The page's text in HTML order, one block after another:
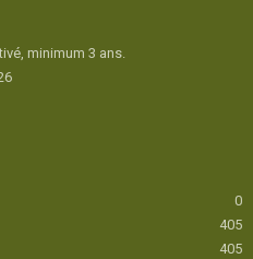
minimum 3 ans.
0
405
405